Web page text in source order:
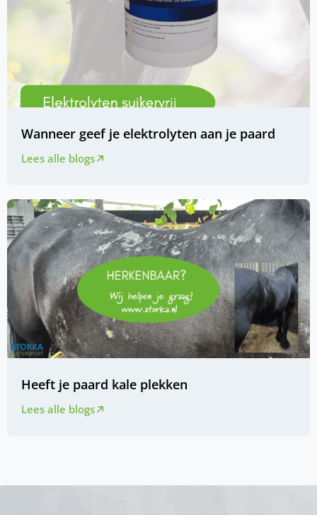
Wanneer geef je elektrolyten aan je paard
Lees alle blogs
Heeft je paard kale plekken
Lees alle blogs